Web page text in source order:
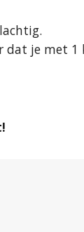
je met